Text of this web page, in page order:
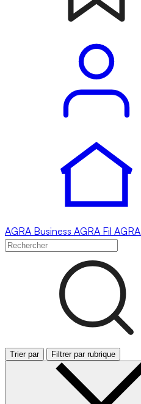
AGRA Business AGRA Fil AGRA
Trier par Filtrer par rubrique